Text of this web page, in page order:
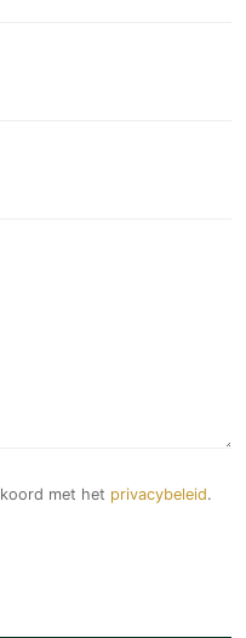
met het privacybeleid.